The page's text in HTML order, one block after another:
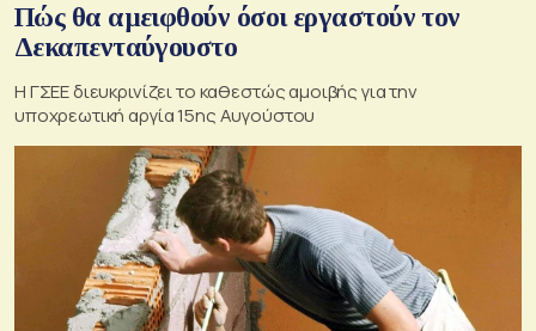
Πώς θα αμειφθούν όσοι εργαστούν τον
Δεκαπενταύγουστο
Η ΓΣΕΕ διευκρινίζει το καθεστώς αμοιβής για την
υποχρεωτική αργία 15ης Αυγούστου